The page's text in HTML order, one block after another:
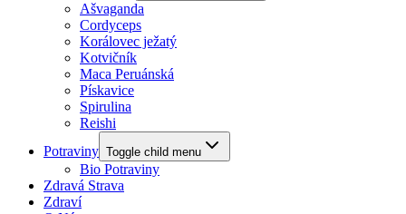
Ašvaganda
Cordyceps
Korálovec ježatý
Kotvičník
Maca Peruánská
Pískavice
Spirulina
Reishi
Potraviny Toggle child menu
Bio Potraviny
Zdravá Strava
Zdraví